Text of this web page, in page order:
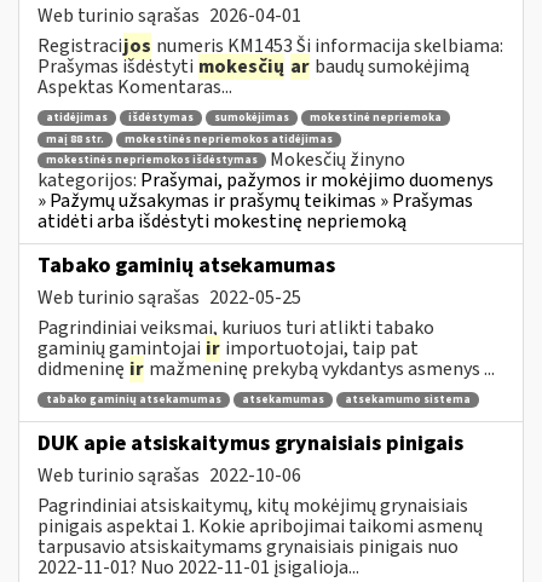
Web turinio sąrašas 2026-04-01
Registracijos numeris KM1453 Ši informacija skelbiama:
Prašymas išdėstyti mokesčių ar baudų sumokėjimą
Aspektas Komentaras...
atidėjimas išdėstymas sumokėjimas
mokestinė nepriemoka
maį 88 str.
mokestinės nepriemokos atidėjimas
mokestinės nepriemokos išdėstymas
Mokesčių žinyno
kategorijos: Prašymai, pažymos ir mokėjimo duomenys
» Pažymų užsakymas ir prašymų teikimas » Prašymas
atidėti arba išdėstyti mokestinę nepriemoką
Tabako gaminių atsekamumas
Web turinio sąrašas 2022-05-25
Pagrindiniai veiksmai, kuriuos turi atlikti tabako
gaminių gamintojai ir importuotojai, taip pat
didmeninę ir mažmeninę prekybą vykdantys asmenys ...
tabako gaminių atsekamumas atsekamumas atsekamumo sistema
DUK apie atsiskaitymus grynaisiais pinigais
Web turinio sąrašas 2022-10-06
Pagrindiniai atsiskaitymų, kitų mokėjimų grynaisiais
pinigais aspektai 1. Kokie apribojimai taikomi asmenų
tarpusavio atsiskaitymams grynaisiais pinigais nuo
2022-11-01? Nuo 2022-11-01 įsigalioja...